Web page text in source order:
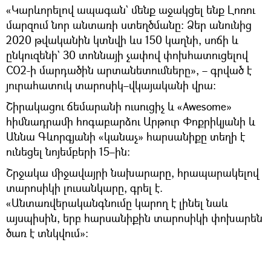
«Կարևորելով ապագան` մենք աջակցել ենք Լոռու
մարզում նոր անտառի ստեղծմանը։ Ձեր անունից
2020 թվականին կտնվի ևս 150 կաղնի, սոճի և
ընկուզենի` 30 տոննայի չափով փոխհատուցելով
CO2-ի մարդածին արտանետումները», – գրված է
յուրահատուկ տարոսիկ–վկայականի վրա։
Շիրակացու ճեմարանի ուսուցիչ և «Awesome»
հիմնադրամի հոգաբարձու Արթուր Փոքրիկյանի և
Աննա Գևորգյանի «կանաչ» հարսանիքը տեղի է
ունեցել նոյեմբերի 15–ին։
Շրջակա միջավայրի նախարարը, հրապարակելով
տարոսիկի լուսանկարը, գրել է.
«Անտառվերականգնումը կարող է լինել նաև
այսպիսին, երբ հարսանիքին տարոսիկի փոխարեն
ծառ է տնկվում»։